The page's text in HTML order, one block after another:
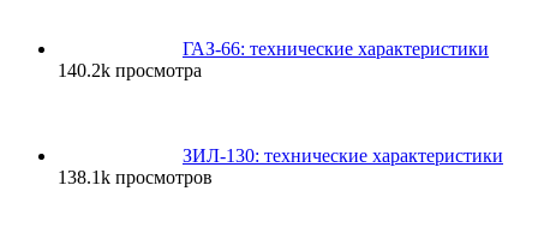
ГАЗ-66: технические характеристики
140.2k просмотра
ЗИЛ-130: технические характеристики
138.1k просмотров